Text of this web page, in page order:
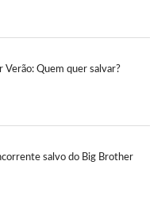
Verão: Quem quer salvar?
salvo do Big Brother